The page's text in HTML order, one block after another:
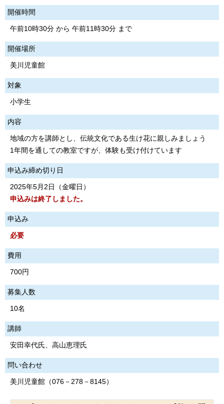
開催時間
午前10時30分 から 午前11時30分 まで
開催場所
美川児童館
対象
小学生
内容
地域の方を講師とし、伝統文化である生け花に親しみましょう
1年間を通しての教室ですが、体験も受け付けています
申込み締め切り日
2025年5月2日（金曜日）
申込みは終了しました。
申込み
必要
費用
700円
募集人数
10名
講師
安田幸代氏、高山恵理氏
問い合わせ
美川児童館（076－278－8145）